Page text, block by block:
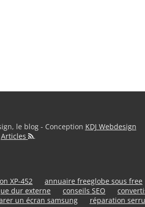
le blog - Conception KDJ Webdesign
Articles
.
XP-452 annuaire freeglobe sous free
dur externe conseils SEO
un écran samsung réparation